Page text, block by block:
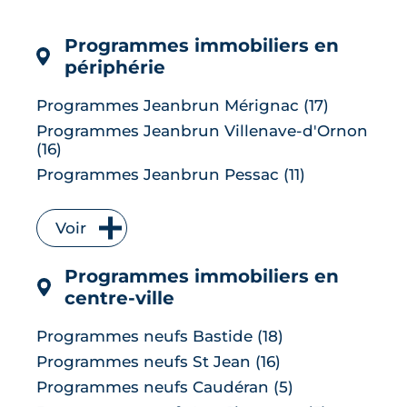
LIRE L'ARTICLE
Programmes immobiliers en
périphérie
Programmes Jeanbrun Mérignac (17)
Programmes Jeanbrun Villenave-d'Ornon
(16)
Programmes Jeanbrun Pessac (11)
Programmes Jeanbrun Bruges (7)
Programmes Jeanbrun Floirac (7)
Programmes Jeanbrun Le Bouscat (6)
Programmes Jeanbrun Cenon (6)
Programmes Jeanbrun Lormont (6)
Programmes Jeanbrun Le Taillan-Médoc
(6)
Programmes Jeanbrun Carbon-Blanc (5)
Voir
Programmes immobiliers en
centre-ville
Programmes neufs Bastide (18)
Programmes neufs St Jean (16)
Programmes neufs Caudéran (5)